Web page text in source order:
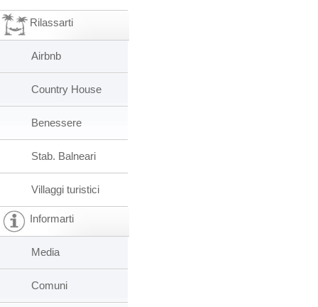
Rilassarti
Airbnb
Country House
Benessere
Stab. Balneari
Villaggi turistici
Informarti
Media
Comuni